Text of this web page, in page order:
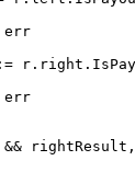
err
err